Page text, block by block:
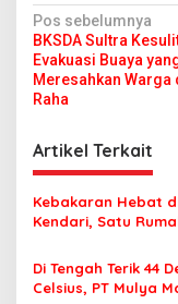
N
a
v
g
a
s
p
Pos sebelumnya
BKSDA Sultra
Evakuasi Buaya
Meresahkan Warga
Raha
Artikel Terkait
Kebakaran Hebat
Kendari, Satu
Di Tengah Terik 44
Celsius, PT Mulya